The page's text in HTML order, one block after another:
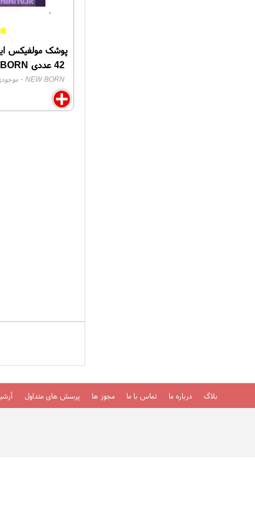
42 عددی MOLFIX NEWBORN
NEW BORN
-
بلاگ درباره ما تماس با ما مجوز ها پرسش های متداول